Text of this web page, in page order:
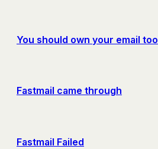
You should own your email too
Fastmail came through
Fastmail Failed